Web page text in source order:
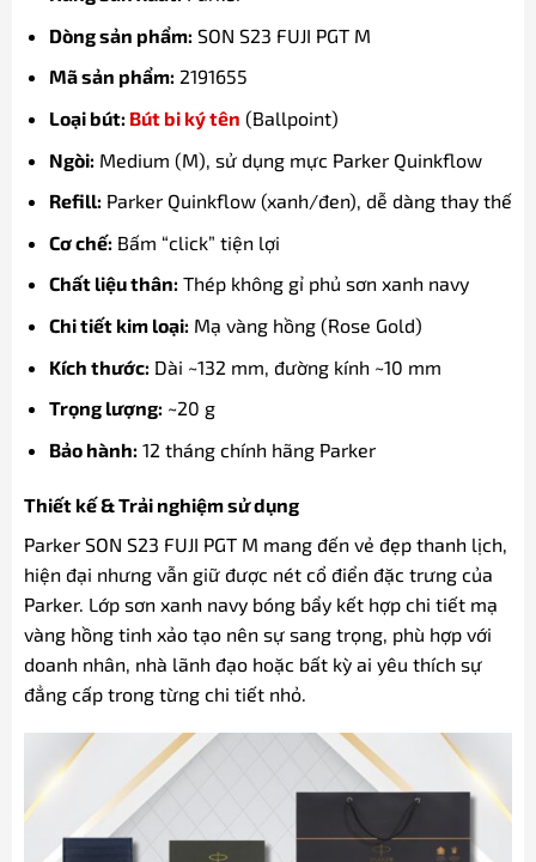
Dòng sản phẩm: SON S23 FUJI PGT M
Mã sản phẩm: 2191655
Loại bút: Bút bi ký tên (Ballpoint)
Ngòi: Medium (M), sử dụng mực Parker Quinkflow
Refill: Parker Quinkflow (xanh/đen), dễ dàng thay thế
Cơ chế: Bấm “click” tiện lợi
Chất liệu thân: Thép không gỉ phủ sơn xanh navy
Chi tiết kim loại: Mạ vàng hồng (Rose Gold)
Kích thước: Dài ~132 mm, đường kính ~10 mm
Trọng lượng: ~20 g
Bảo hành: 12 tháng chính hãng Parker
Thiết kế & Trải nghiệm sử dụng
Parker SON S23 FUJI PGT M mang đến vẻ đẹp thanh lịch,
hiện đại nhưng vẫn giữ được nét cổ điển đặc trưng của
Parker. Lớp sơn xanh navy bóng bẩy kết hợp chi tiết mạ
vàng hồng tinh xảo tạo nên sự sang trọng, phù hợp với
doanh nhân, nhà lãnh đạo hoặc bất kỳ ai yêu thích sự
đẳng cấp trong từng chi tiết nhỏ.